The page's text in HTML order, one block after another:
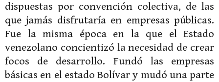
dispuestas por convención colectiva, de las
que jamás disfrutaría en empresas públicas.
Fue la misma época en la que el Estado
venezolano concientizó la necesidad de crear
focos de desarrollo. Fundó las empresas
básicas en el estado Bolívar y mudó una parte